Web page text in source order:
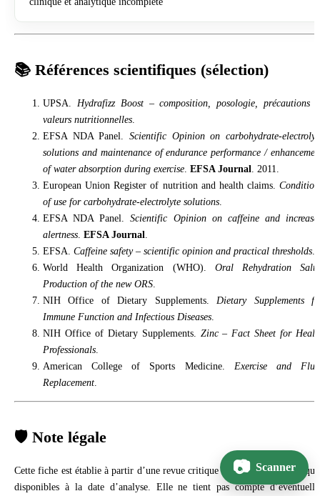
Scanner
📚 Références scientifiques (sélection)
UPSA. Hydrafizz Boost – composition, posologie, précautions
valeurs nutritionnelles
EFSA NDA Panel. Scientific Opinion on carbohydrate-
solutions and maintenance of endurance performance /
of water absorption during exercise EFSA Journal . 2011.
European Union Register of nutrition and health claims.
of use for carbohydrate-electrolyte solutions
EFSA NDA Panel.Scientific Opinion on caffeine and
alertness EFSA Journal
EFSA. Caffeine safety – scientific opinion and practical thresholds
World Health Organization (WHO). Oral Rehydration
Production of the new ORS
NIH Office of Dietary Supplements. Dietary Supplements
Immune Function and Infectious Diseases
NIH Office of Dietary Supplements. Zinc – Fact Sheet for
Professionals
American College of Sports Medicine. Exercise and
Replacement
🛡️ Note légale
Cette fiche est établie à partir d’une revue critique des données
disponibles à la date d’analyse. Elle ne tient pas compte